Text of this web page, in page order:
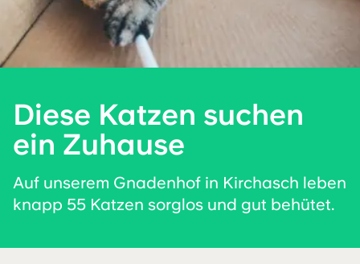
Diese Katzen suchen
ein Zuhause
Auf unserem Gnadenhof in Kirchasch leben
knapp 55 Katzen sorglos und gut behütet.